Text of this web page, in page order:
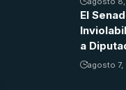
El
a
agosto 7,